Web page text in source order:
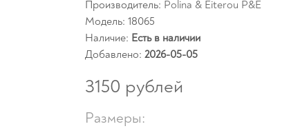
Производитель: Polina & Eiterou P&E
Модель: 18065
Наличие: Есть в наличии
Добавлено: 2026-05-05
3150 рублей
Размеры: